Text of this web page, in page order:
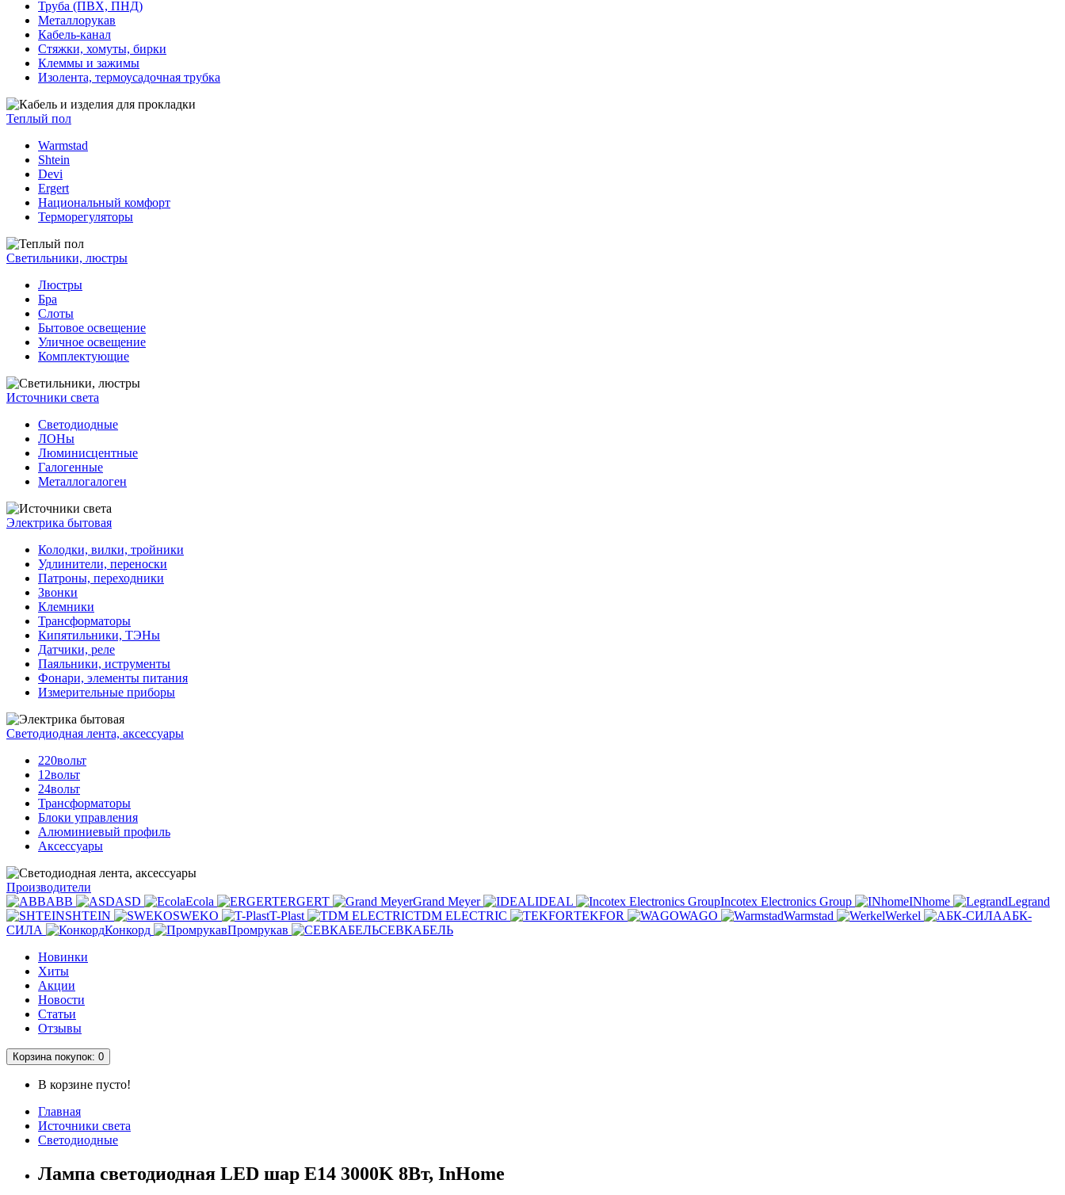
Труба (ПВХ, ПНД)
Металлорукав
Кабель-канал
Стяжки, хомуты, бирки
Клеммы и зажимы
Изолента, термоусадочная трубка
Теплый пол
Warmstad
Shtein
Devi
Ergert
Национальный комфорт
Терморегуляторы
Светильники, люстры
Люстры
Бра
Слоты
Бытовое освещение
Уличное освещение
Комплектующие
Источники света
Светодиодные
ЛОНы
Люминисцентные
Галогенные
Металлогалоген
Электрика бытовая
Колодки, вилки, тройники
Удлинители, переноски
Патроны, переходники
Звонки
Клемники
Трансформаторы
Кипятильники, ТЭНы
Датчики, реле
Паяльники, иструменты
Фонари, элементы питания
Измерительные приборы
Светодиодная лента, аксессуары
220вольт
12вольт
24вольт
Трансформаторы
Блоки управления
Алюминиевый профиль
Аксессуары
Производители
ABB
ASD Ecola ERGERT Grand Meyer IDEAL Incotex Electronics Group INhome
Legrand
SHTEIN
SWEKO T-Plast TDM ELECTRIC TEKFOR WAGO Warmstad Werkel
АБК-
СИЛА
Конкорд Промрукав
СЕВКАБЕЛЬ
Новинки
Хиты
Акции
Новости
Статьи
Отзывы
Корзина покупок: 0
В корзине пусто!
Главная
Источники света
Светодиодные
Лампа светодиодная LED шар Е14 3000K 8Вт, InHome